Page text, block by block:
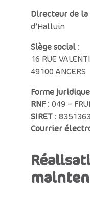
Directeur de
d’Halluin
Siège social :
16 RUE
49100 ANGERS
Forme juridique
RNF: 049 –
SIRET :
Courrier